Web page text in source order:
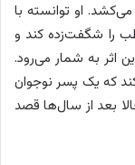
او توانسته با
را شگفت‌زده کند و
اثر به شمار می‌رود.
که یک پسر نوجوان
بعد از سال‌ها قصد